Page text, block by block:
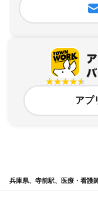
アプ
兵庫県、寺前駅、医療・看護